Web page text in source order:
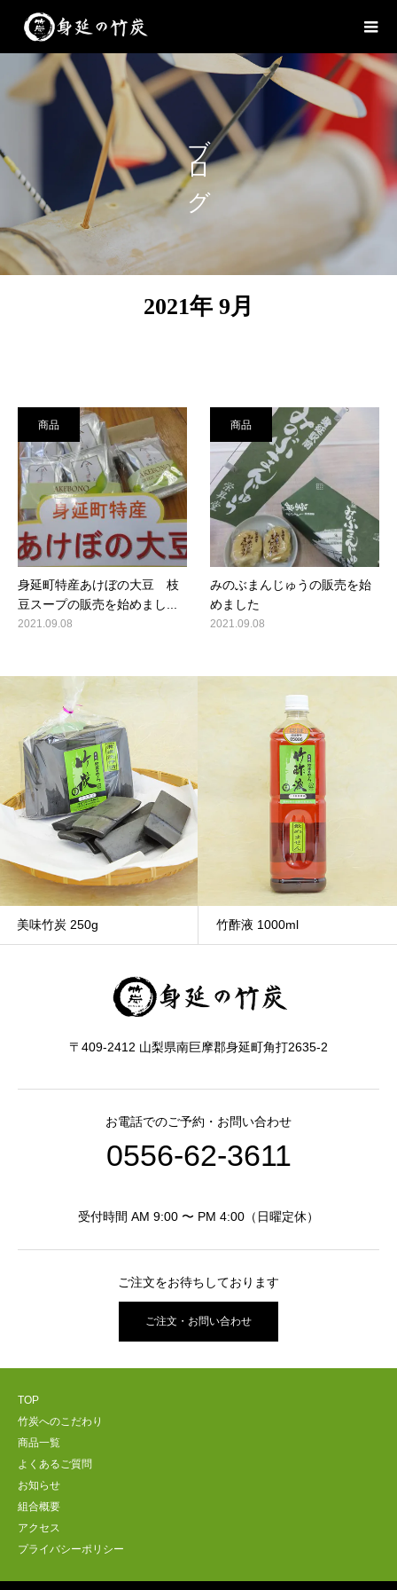
ブログ
2021年 9月
商品
身延町特産あけぼの大豆 枝
豆スープの販売を始めまし...
2021.09.08
商品
みのぶまんじゅうの販売を始
めました
2021.09.08
美味竹炭 250g 竹酢液 1000ml
〒409-2412 山梨県南巨摩郡身延町角打2635-2
お電話でのご予約・お問い合わせ
0556-62-3611
受付時間 AM 9:00 〜 PM 4:00（日曜定休）
ご注文をお待ちしております
ご注文・お問い合わせ
TOP
竹炭へのこだわり
商品一覧
よくあるご質問
お知らせ
組合概要
アクセス
プライバシーポリシー